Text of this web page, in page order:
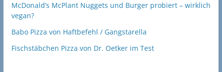
McDonald’s McPlant Nuggets und Burger probiert – wirklich
vegan?
Babo Pizza von Haftbefehl / Gangstarella
Fischstäbchen Pizza von Dr. Oetker im Test